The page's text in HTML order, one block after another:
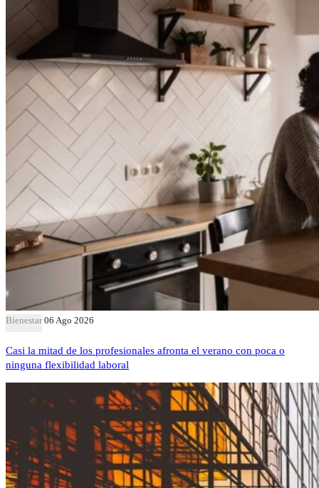
Bienestar 06 Ago 2026
Casi la mitad de los profesionales afronta el verano con poca o
ninguna flexibilidad laboral